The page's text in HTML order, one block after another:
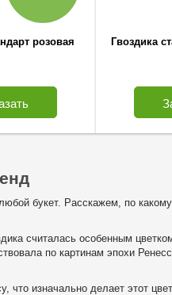
розовая Гвоздика
букет. Расскажем, по
считалась особенным
по картинам эпохи
что изначально делает этот